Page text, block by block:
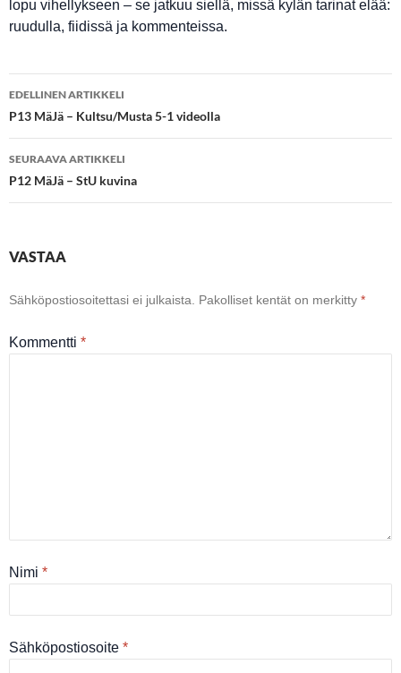
lopu vihellykseen – se jatkuu siellä, missä kylän tarinat elää:
ruudulla, fiidissä ja kommenteissa.
Artikkelien
selaus
EDELLINEN ARTIKKELI
P13 MäJä – Kultsu/Musta 5-1 videolla
SEURAAVA ARTIKKELI
P12 MäJä – StU kuvina
VASTAA
Sähköpostiosoitettasi ei julkaista. Pakolliset kentät on merkitty *
Kommentti *
Nimi *
Sähköpostiosoite *